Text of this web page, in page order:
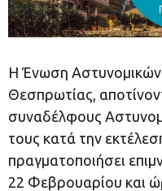
Η Ένωση
Θεσπρωτίας,
συναδέλφους
τους κατά την
πραγματοποιήσει
22 Φεβρουαρίου και